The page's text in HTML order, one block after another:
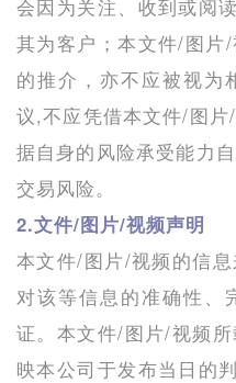
会因为关注、收到或阅
其为客户；本文件/图片
的推介，亦不应被视为
议,不应凭借本文件/图
据自身的风险承受能力
交易风险。
2.文件/图片/视频声明
本文件/图片/视频的信
对该等信息的准确性、
证。本文件/图片/视频
映本公司于发布当日的